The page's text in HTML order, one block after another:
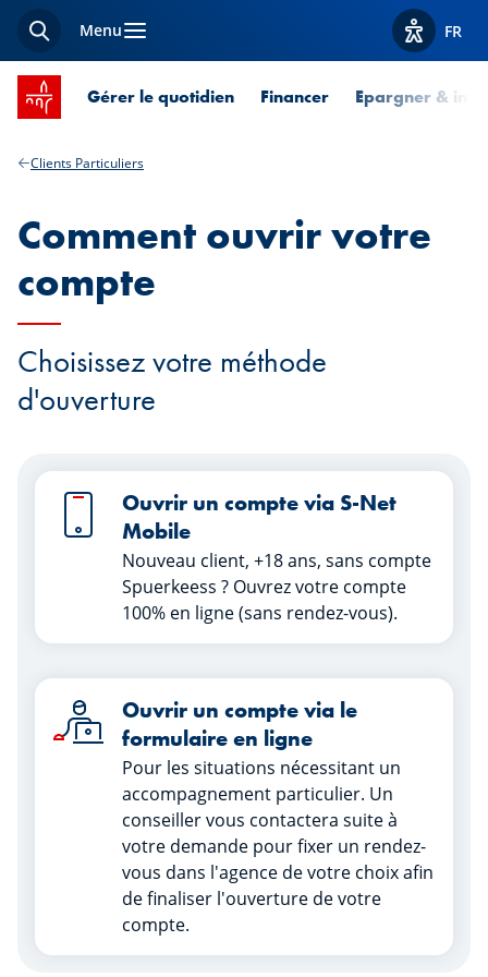
Recherche
Menu Afficher
FR
Accueil SPUERKEESS
Gérer le quotidien Financer Epargner &
Clients Particuliers
Comment ouvrir votre
compte
Choisissez votre méthode
d'ouverture
Ouvrir un compte via S-Net
Mobile
Nouveau client, +18 ans, sans compte
Spuerkeess ? Ouvrez votre compte
100% en ligne (sans rendez-vous).
Ouvrir un compte via le
formulaire en ligne
Pour les situations nécessitant un
accompagnement particulier. Un
conseiller vous contactera suite à
votre demande pour fixer un rendez-
vous dans l'agence de votre choix afin
de finaliser l'ouverture de votre
compte.